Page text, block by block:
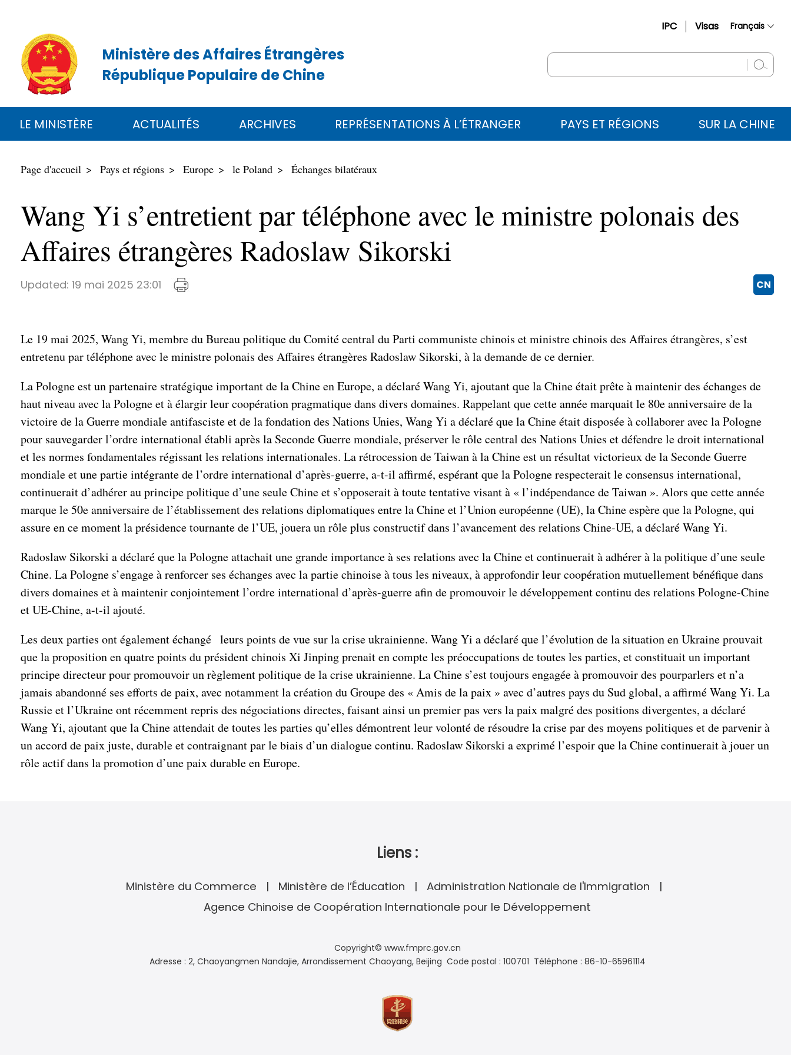
IPC Visas Français
English
عربي
Ministère des Affaires Étrangères
République Populaire de Chine
LE MINISTÈRE ACTUALITÉS ARCHIVES REPRÉSENTATIONS À L’ÉTRANGER PAYS ET RÉGIONS SUR LA CHINE
Page d'accueil Pays et régions Europe le Poland Échanges bilatéraux
Wang Yi s’entretient par téléphone avec le ministre polonais des
Affaires étrangères Radoslaw Sikorski
Updated: 19 mai 2025 23:01 CN
Le 19 mai 2025, Wang Yi, membre du Bureau politique du Comité central du Parti communiste chinois et ministre chinois des Affaires étrangères, s’est
entretenu par téléphone avec le ministre polonais des Affaires étrangères Radoslaw Sikorski, à la demande de ce dernier.
La Pologne est un partenaire stratégique important de la Chine en Europe, a déclaré Wang Yi, ajoutant que la Chine était prête à maintenir des échanges de
haut niveau avec la Pologne et à élargir leur coopération pragmatique dans divers domaines. Rappelant que cette année marquait le 80e anniversaire de la
victoire de la Guerre mondiale antifasciste et de la fondation des Nations Unies, Wang Yi a déclaré que la Chine était disposée à collaborer avec la Pologne
pour sauvegarder l’ordre international établi après la Seconde Guerre mondiale, préserver le rôle central des Nations Unies et défendre le droit international
et les normes fondamentales régissant les relations internationales. La rétrocession de Taiwan à la Chine est un résultat victorieux de la Seconde Guerre
mondiale et une partie intégrante de l’ordre international d’après-guerre, a-t-il affirmé, espérant que la Pologne respecterait le consensus international,
continuerait d’adhérer au principe politique d’une seule Chine et s’opposerait à toute tentative visant à « l’indépendance de Taiwan ». Alors que cette année
marque le 50e anniversaire de l’établissement des relations diplomatiques entre la Chine et l’Union européenne (UE), la Chine espère que la Pologne, qui
assure en ce moment la présidence tournante de l’UE, jouera un rôle plus constructif dans l’avancement des relations Chine-UE, a déclaré Wang Yi.
Radoslaw Sikorski a déclaré que la Pologne attachait une grande importance à ses relations avec la Chine et continuerait à adhérer à la politique d’une seule
Chine. La Pologne s’engage à renforcer ses échanges avec la partie chinoise à tous les niveaux, à approfondir leur coopération mutuellement bénéfique dans
divers domaines et à maintenir conjointement l’ordre international d’après-guerre afin de promouvoir le développement continu des relations Pologne-Chine
et UE-Chine, a-t-il ajouté.
Les deux parties ont également échangé leurs points de vue sur la crise ukrainienne. Wang Yi a déclaré que l’évolution de la situation en Ukraine prouvait
que la proposition en quatre points du président chinois Xi Jinping prenait en compte les préoccupations de toutes les parties, et constituait un important
principe directeur pour promouvoir un règlement politique de la crise ukrainienne. La Chine s’est toujours engagée à promouvoir des pourparlers et n’a
jamais abandonné ses efforts de paix, avec notamment la création du Groupe des « Amis de la paix » avec d’autres pays du Sud global, a affirmé Wang Yi. La
Russie et l’Ukraine ont récemment repris des négociations directes, faisant ainsi un premier pas vers la paix malgré des positions divergentes, a déclaré
Wang Yi, ajoutant que la Chine attendait de toutes les parties qu’elles démontrent leur volonté de résoudre la crise par des moyens politiques et de parvenir à
un accord de paix juste, durable et contraignant par le biais d’un dialogue continu. Radoslaw Sikorski a exprimé l’espoir que la Chine continuerait à jouer un
rôle actif dans la promotion d’une paix durable en Europe.
Liens :
Ministère du Commerce Ministère de l’Éducation
Administration Nationale de l'Immigration
Agence Chinoise de Coopération Internationale pour le Développement
Copyright© www.fmprc.gov.cn
Adresse : 2, Chaoyangmen Nandajie, Arrondissement Chaoyang, Beijing Code postal : 100701 Téléphone : 86-10-65961114